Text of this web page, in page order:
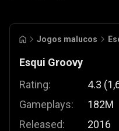
Jogos malucos
Esqui Groovy
Rating:
Gameplays:
Released:
4.3 (
182M
2016